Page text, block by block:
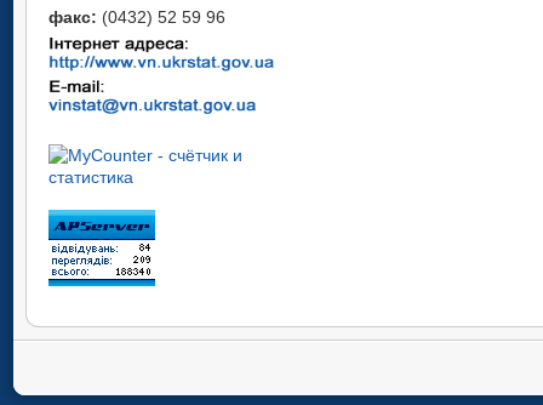
факс: (0432) 52 59 96